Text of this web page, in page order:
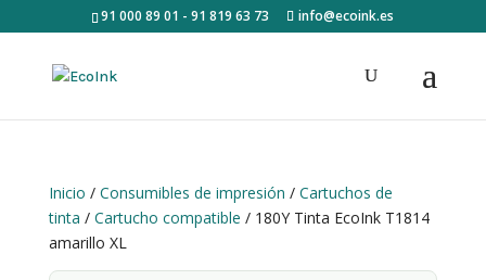
91 000 89 01 - 91 819 63 73 info@ecoink.es
Inicio / Consumibles de impresión / Cartuchos de
tinta / Cartucho compatible / 180Y Tinta EcoInk T1814
amarillo XL